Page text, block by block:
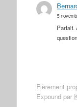
5
Parfait.
Fièrement
Expound par